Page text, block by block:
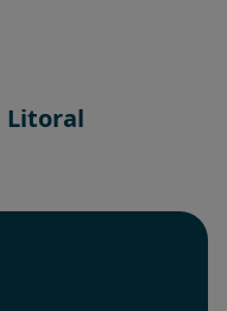
Litoral